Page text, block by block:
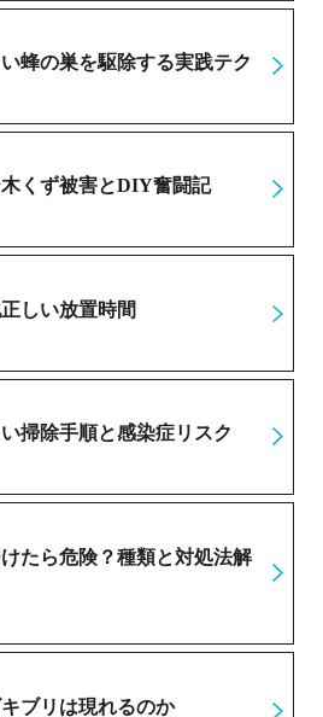
蜂の巣を駆除する実践テク
くず被害とDIY奮闘記
しい放置時間
掃除手順と感染症リスク
たら危険？種類と対処法解
ブリは現れるのか